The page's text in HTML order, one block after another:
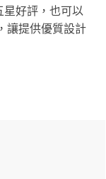
星好評，也可以
讓提供優質設計